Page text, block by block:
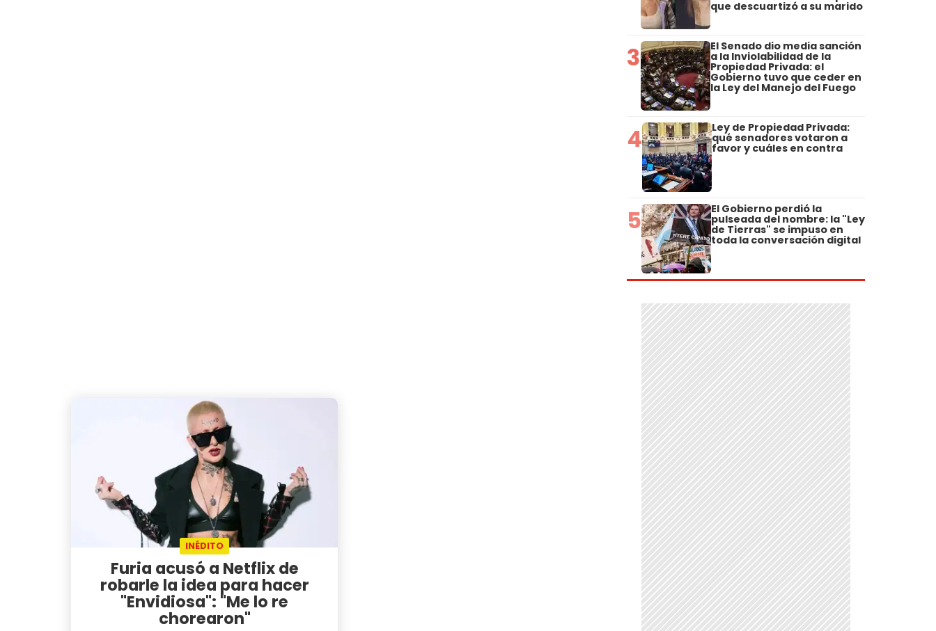
INÉDITO
Furia acusó a Netflix de
robarle la idea para hacer
"Envidiosa": "Me lo re
chorearon"
que descuartizó a su marido
3 El Senado dio media sanción
a la Inviolabilidad de la
Propiedad Privada: el
Gobierno tuvo que ceder en
la Ley del Manejo del Fuego
4 Ley de Propiedad Privada:
qué senadores votaron a
favor y cuáles en contra
5 El Gobierno perdió la
pulseada del nombre: la "Ley
de Tierras" se impuso en
toda la conversación digital